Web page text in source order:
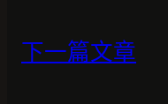
下一篇文章